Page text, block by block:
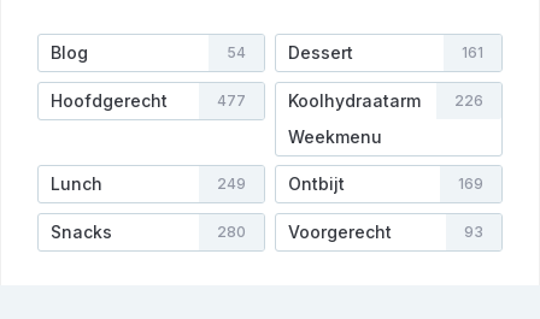
Blog 54 Dessert 161
Hoofdgerecht 477
Koolhydraatarm
Weekmenu
226
Lunch 249 Ontbijt 169
Snacks 280 Voorgerecht 93